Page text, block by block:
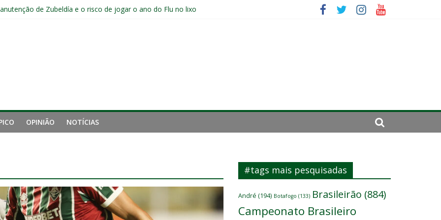
de Zubeldía e o risco de jogar o ano do Flu no lixo
derrotou o Fluminense de Zubeldía
jejum do Fluminense para seis jogos, a pior sequência desde a crise de 2024
OPINIÃO NOTÍCIAS
#tags mais pesquisadas
André (194) Botafogo (133) Brasileirão (884)
Campeonato Brasileiro